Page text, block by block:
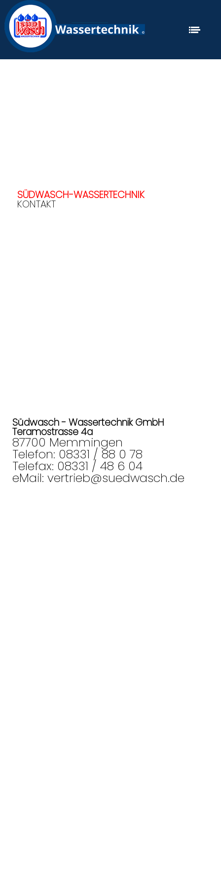
Springbrunnen für Golf und Teichanlagen
Telefon:+498331 88031 Fax: +498331 48 6 04
SÜDWASCH-WASSERTECHNIK
KONTAKT
Südwasch - Wassertechnik GmbH
Teramostrasse 4a
87700 Memmingen
Telefon: 08331 / 88 0 78
Telefax: 08331 / 48 6 04
eMail: vertrieb@suedwasch.de